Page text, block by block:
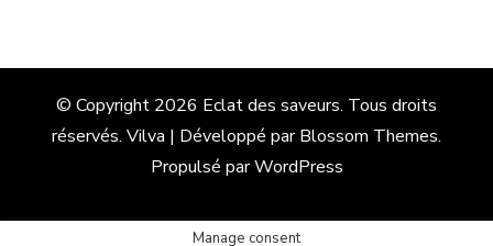
© Copyright 2026 Eclat des saveurs. Tous droits
réservés. Vilva | Développé parBlossom Themes.
Propulsé parWordPress
Manage consent